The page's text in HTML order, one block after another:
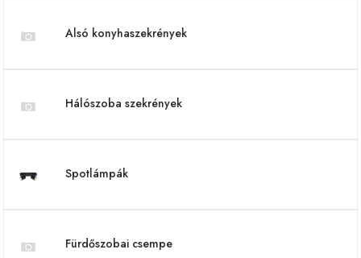
Alsó konyhaszekrények
Hálószoba szekrények
Spotlámpák
Fürdőszobai csempe